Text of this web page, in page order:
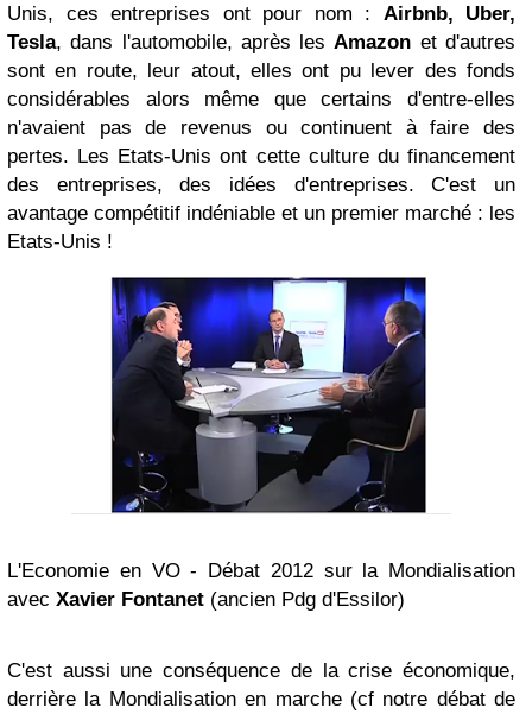
Unis, ces entreprises ont pour nom : Airbnb, Uber,
Tesla, dans l'automobile, après lesAmazon et d'autres
sont en route, leur atout, elles ont pu lever des fonds
considérables alors même que certains d'entre-elles
n'avaient pas de revenus ou continuent à faire des
pertes. Les Etats-Unis ont cette culture du financement
des entreprises, des idées d'entreprises. C'est un
avantage compétitif indéniable et un premier marché : les
Etats-Unis !
L'Economie en VO - Débat 2012 sur la Mondialisation
avec Xavier Fontanet (ancien Pdg d'Essilor)
C'est aussi une conséquence de la crise économique,
derrière la Mondialisation en marche (cf notre débat de